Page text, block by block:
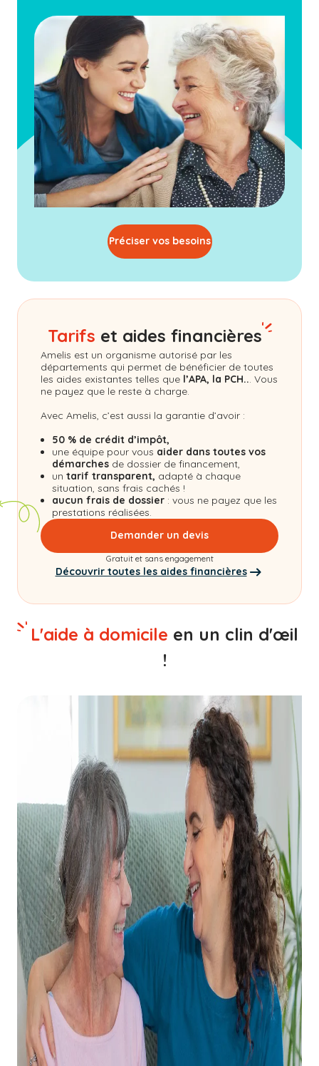
Préciser vos besoins
Tarifs et aides financières
Amelis est un organisme autorisé par les
départements qui permet de bénéficier de toutes
les aides existantes telles que l’APA, la PCH... Vous
ne payez que le reste à charge.
Avec Amelis, c’est aussi la garantie d’avoir :
50 % de crédit d’impôt,
une équipe pour vous aider dans toutes vos
démarches de dossier de financement,
un tarif transparent, adapté à chaque
situation, sans frais cachés !
aucun frais de dossier : vous ne payez que les
prestations réalisées.
Demander un devis
Gratuit et sans engagement
Découvrir toutes les aides financières
L'aide à domicile en un clin d'œil
!